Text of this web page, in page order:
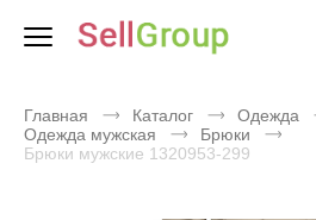
Главная Каталог
Одежда
Одежда мужская
Брюки
Брюки мужские 1320953-299